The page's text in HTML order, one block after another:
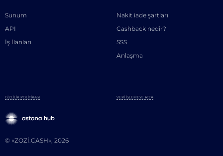
Sunum
API
İş İlanları
Nakit iade şartları
Cashback nedir?
SSS
Anlaşma
© «ZOZI.CASH», 2026
GIZLILIK POLITIKASI VERI İŞLEMEYE RIZA